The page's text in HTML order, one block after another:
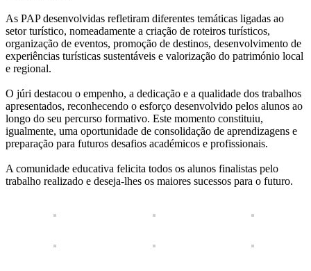
As PAP desenvolvidas refletiram diferentes temáticas ligadas ao
setor turístico, nomeadamente a criação de roteiros turísticos,
organização de eventos, promoção de destinos, desenvolvimento de
experiências turísticas sustentáveis e valorização do património local
e regional.
O júri destacou o empenho, a dedicação e a qualidade dos trabalhos
apresentados, reconhecendo o esforço desenvolvido pelos alunos ao
longo do seu percurso formativo. Este momento constituiu,
igualmente, uma oportunidade de consolidação de aprendizagens e
preparação para futuros desafios académicos e profissionais.
A comunidade educativa felicita todos os alunos finalistas pelo
trabalho realizado e deseja-lhes os maiores sucessos para o futuro.